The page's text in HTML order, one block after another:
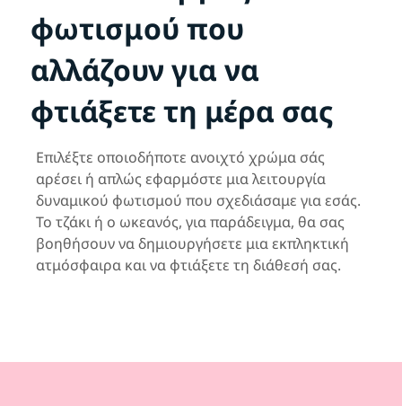
φωτισμού που
αλλάζουν για να
φτιάξετε τη μέρα σας
Επιλέξτε οποιοδήποτε ανοιχτό χρώμα σάς
αρέσει ή απλώς εφαρμόστε μια λειτουργία
δυναμικού φωτισμού που σχεδιάσαμε για εσάς.
Το τζάκι ή ο ωκεανός, για παράδειγμα, θα σας
βοηθήσουν να δημιουργήσετε μια εκπληκτική
ατμόσφαιρα και να φτιάξετε τη διάθεσή σας.